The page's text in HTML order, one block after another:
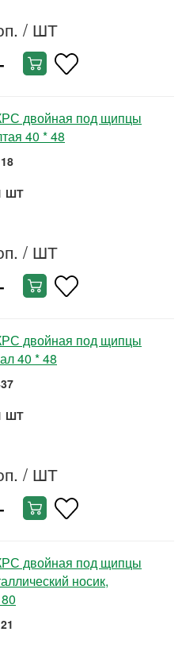
/ ШТ
двойная под щипцы
40 * 48
ШТ
/ ШТ
двойная под щипцы
40 * 48
ШТ
/ ШТ
двойная под щипцы
носик,